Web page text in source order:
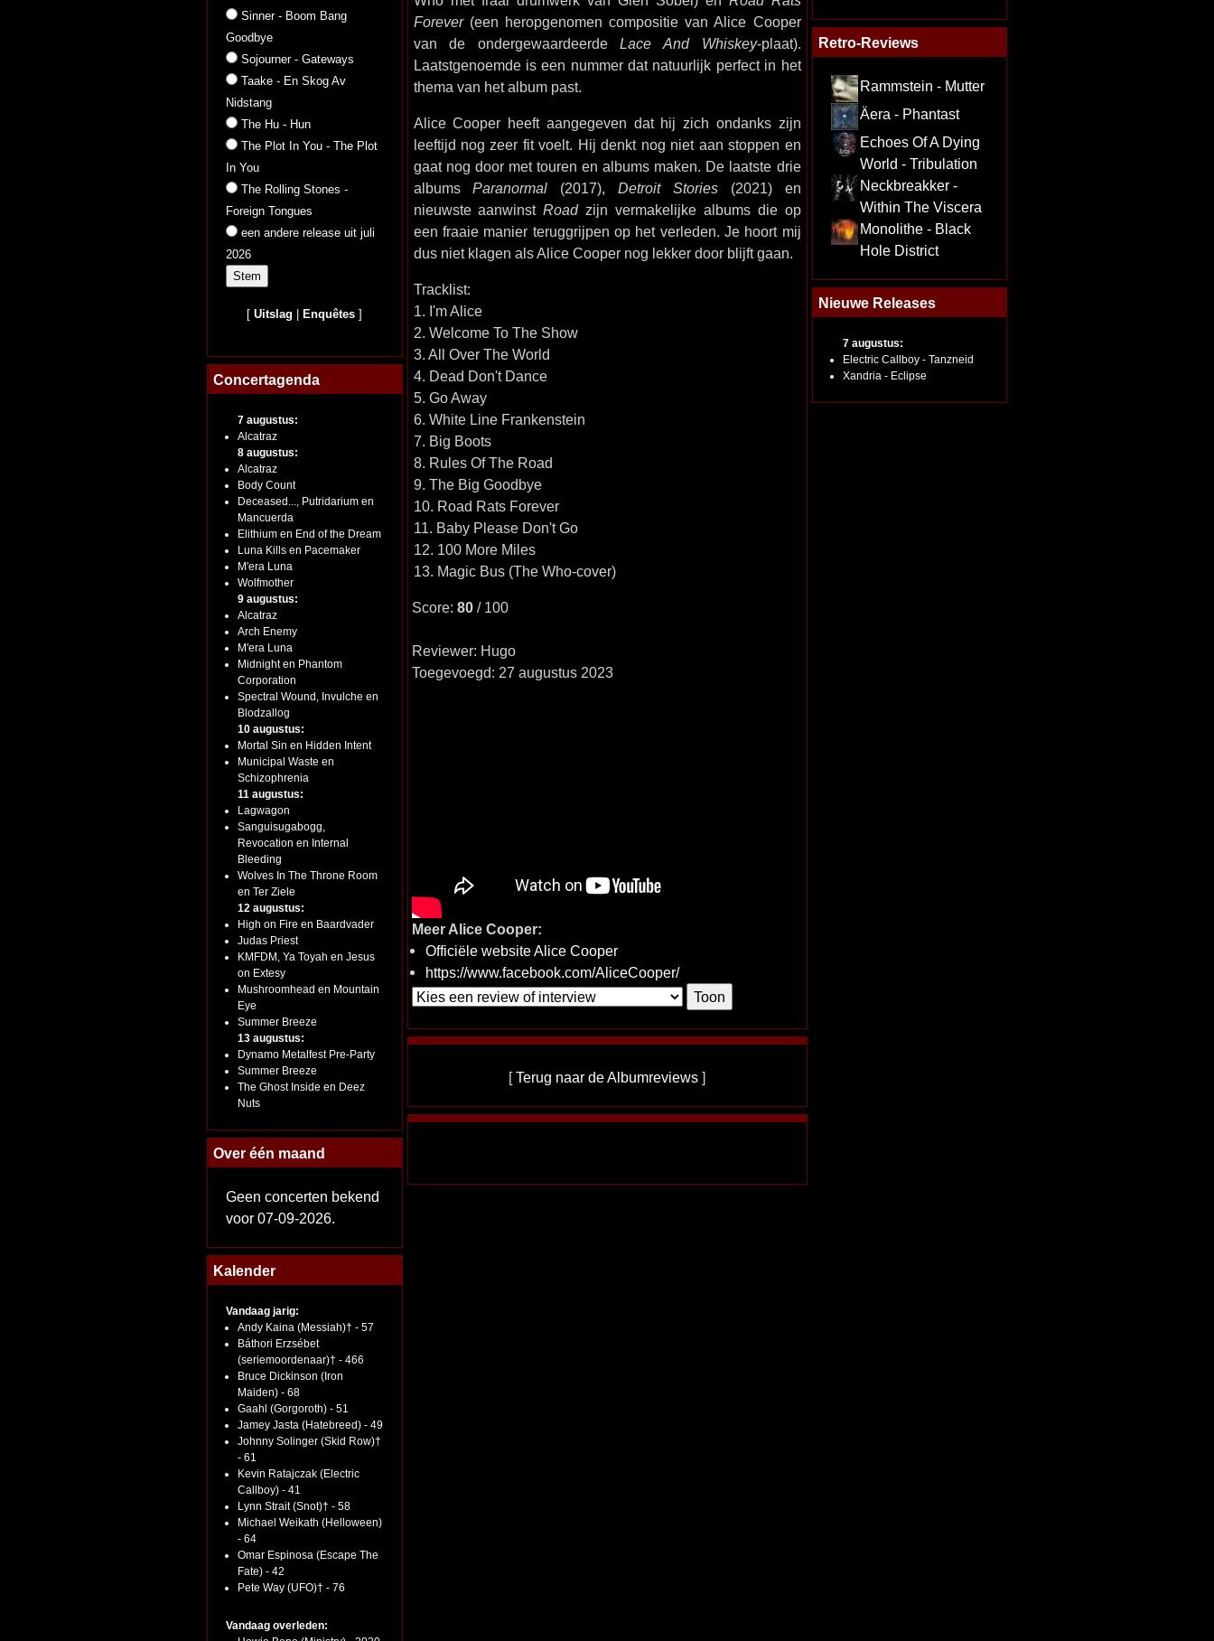
Sinner - Boom Bang
Goodbye
Sojourner - Gateways
Taake - En Skog Av
Nidstang
The Hu - Hun
The Plot In You - The Plot
In You
The Rolling Stones -
Foreign Tongues
een andere release uit juli
2026
[Uitslag Enquêtes ]
Concertagenda
7 augustus:
Alcatraz
8 augustus:
Alcatraz
Body Count
Deceased..., Putridarium en
Mancuerda
Elithium en End of the Dream
Luna Kills en Pacemaker
M'era Luna
Wolfmother
9 augustus:
Alcatraz
Arch Enemy
M'era Luna
Midnight en Phantom
Corporation
Spectral Wound, Invulche en
Blodzallog
10 augustus:
Mortal Sin en Hidden Intent
Municipal Waste en
Schizophrenia
11 augustus:
Lagwagon
Sanguisugabogg,
Revocation en Internal
Bleeding
Wolves In The Throne Room
en Ter Ziele
12 augustus:
High on Fire en Baardvader
Judas Priest
KMFDM, Ya Toyah en Jesus
on Extesy
Mushroomhead en Mountain
Eye
Summer Breeze
13 augustus:
Dynamo Metalfest Pre-Party
Summer Breeze
The Ghost Inside en Deez
Nuts
Over één maand
Geen concerten bekend
voor 07-09-2026.
Kalender
Vandaag jarig:
Andy Kaina (Messiah)† - 57
Báthori Erzsébet
(seriemoordenaar)† - 466
Bruce Dickinson (Iron
Maiden) - 68
Gaahl (Gorgoroth) - 51
Jamey Jasta (Hatebreed) - 49
Johnny Solinger (Skid Row)†
- 61
Kevin Ratajczak (Electric
Callboy) - 41
Lynn Strait (Snot)† - 58
Michael Weikath (Helloween)
- 64
Omar Espinosa (Escape The
Fate) - 42
Pete Way (UFO)† - 76
Vandaag overleden:
Forever(een heropgenomen compositie van Alice Cooper
van de ondergewaardeerdeLace And Whiskey-plaat).
Laatstgenoemde is een nummer dat natuurlijk perfect in het
thema van het album past.
Alice Cooper heeft aangegeven dat hij zich ondanks zijn
leeftijd nog zeer fit voelt. Hij denkt nog niet aan stoppen en
gaat nog door met touren en albums maken. De laatste drie
albumsParanormal (2017),Detroit Stories(2021) en
nieuwste aanwinstRoadzijn vermakelijke albums die op
een fraaie manier teruggrijpen op het verleden. Je hoort mij
dus niet klagen als Alice Cooper nog lekker door blijft gaan.
Tracklist:
1. I'm Alice
2. Welcome To The Show
3. All Over The World
4. Dead Don't Dance
5. Go Away
6. White Line Frankenstein
7. Big Boots
8. Rules Of The Road
9. The Big Goodbye
10. Road Rats Forever
11. Baby Please Don't Go
12. 100 More Miles
13. Magic Bus (The Who-cover)
Score: 80/ 100
Reviewer: Hugo
Toegevoegd: 27 augustus 2023
Meer Alice Cooper:
Officiële website Alice Cooper
https://www.facebook.com/AliceCooper/
[Terug naar de Albumreviews ]
Retro-Reviews
Rammstein - Mutter
Äera - Phantast
Echoes Of A Dying
World - Tribulation
Neckbreakker -
Within The Viscera
Monolithe - Black
Hole District
Nieuwe Releases
7 augustus:
Electric Callboy - Tanzneid
Xandria - Eclipse